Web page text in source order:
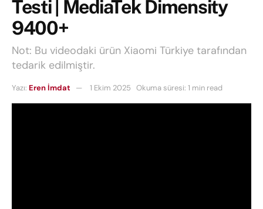
Testi | MediaTek Dimensity
9400+
Not: Bu videodaki ürün Xiaomi Türkiye tarafından
tedarik edilmiştir.
Yazı: Eren İmdat 1 Ekim 2025 Okuma süresi: 1 min read